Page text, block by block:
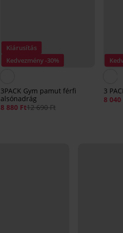
Kiárusítás
Kedvezmény -30%
3PACK Gym pamut férfi
alsónadrág
8 880 Ft12 690 Ft
3
8 040